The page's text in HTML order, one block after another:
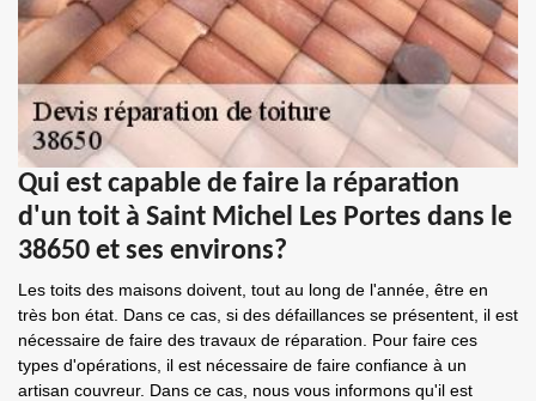
Qui est capable de faire la réparation
d'un toit à Saint Michel Les Portes dans le
38650 et ses environs?
Les toits des maisons doivent, tout au long de l'année, être en
très bon état. Dans ce cas, si des défaillances se présentent, il est
nécessaire de faire des travaux de réparation. Pour faire ces
types d'opérations, il est nécessaire de faire confiance à un
artisan couvreur. Dans ce cas, nous vous informons qu'il est